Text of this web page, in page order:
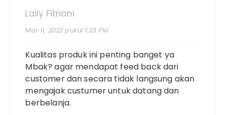
Laily Fitriani
Mar 11, 2022 pukul 1:23 PM
Kualitas produk ini penting banget ya
Mbak? agar mendapat feed back dari
customer dan secara tidak langsung akan
mengajak custumer untuk datang dan
berbelanja.